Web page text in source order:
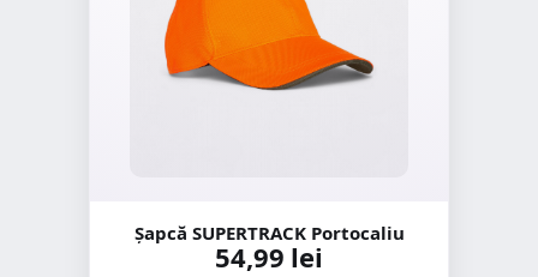
Şapcă SUPERTRACK Portocaliu
54,99 lei